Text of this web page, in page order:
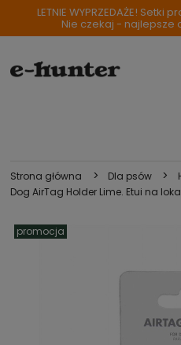
LETNIE WYPRZEDAŻE! Setki
Nie czekaj - najlepsze
Strona główna > Dla psów >
Dog AirTag Holder Lime. Etui na
promocja